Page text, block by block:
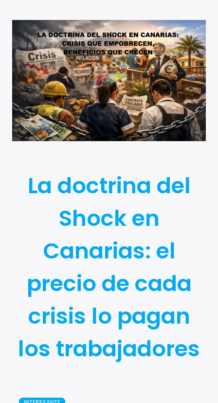
La doctrina del
Shock en
Canarias: el
precio de cada
crisis lo pagan
los trabajadores